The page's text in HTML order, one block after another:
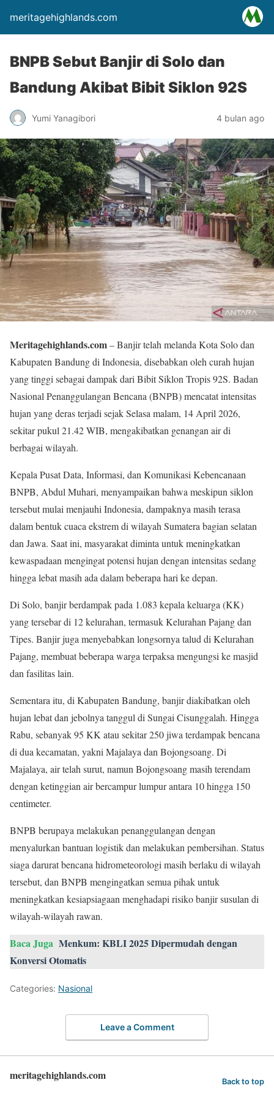
meritagehighlands.com
BNPB Sebut Banjir di Solo dan
Bandung Akibat Bibit Siklon 92S
Yumi Yanagibori 4 bulan ago
Meritagehighlands.com– Banjir telah melanda Kota Solo dan
Kabupaten Bandung di Indonesia, disebabkan oleh curah hujan
yang tinggi sebagai dampak dari Bibit Siklon Tropis 92S. Badan
Nasional Penanggulangan Bencana (BNPB) mencatat intensitas
hujan yang deras terjadi sejak Selasa malam, 14 April 2026,
sekitar pukul 21.42 WIB, mengakibatkan genangan air di
berbagai wilayah.
Kepala Pusat Data, Informasi, dan Komunikasi Kebencanaan
BNPB, Abdul Muhari, menyampaikan bahwa meskipun siklon
tersebut mulai menjauhi Indonesia, dampaknya masih terasa
dalam bentuk cuaca ekstrem di wilayah Sumatera bagian selatan
dan Jawa. Saat ini, masyarakat diminta untuk meningkatkan
kewaspadaan mengingat potensi hujan dengan intensitas sedang
hingga lebat masih ada dalam beberapa hari ke depan.
Di Solo, banjir berdampak pada 1.083 kepala keluarga (KK)
yang tersebar di 12 kelurahan, termasuk Kelurahan Pajang dan
Tipes. Banjir juga menyebabkan longsornya talud di Kelurahan
Pajang, membuat beberapa warga terpaksa mengungsi ke masjid
dan fasilitas lain.
Sementara itu, di Kabupaten Bandung, banjir diakibatkan oleh
hujan lebat dan jebolnya tanggul di Sungai Cisunggalah. Hingga
Rabu, sebanyak 95 KK atau sekitar 250 jiwa terdampak bencana
di dua kecamatan, yakni Majalaya dan Bojongsoang. Di
Majalaya, air telah surut, namun Bojongsoang masih terendam
dengan ketinggian air bercampur lumpur antara 10 hingga 150
centimeter.
BNPB berupaya melakukan penanggulangan dengan
menyalurkan bantuan logistik dan melakukan pembersihan. Status
siaga darurat bencana hidrometeorologi masih berlaku di wilayah
tersebut, dan BNPB mengingatkan semua pihak untuk
meningkatkan kesiapsiagaan menghadapi risiko banjir susulan di
wilayah-wilayah rawan.
Baca Juga Menkum: KBLI 2025 Dipermudah dengan
Konversi Otomatis
Categories: Nasional
Leave a Comment
meritagehighlands.com Back to top